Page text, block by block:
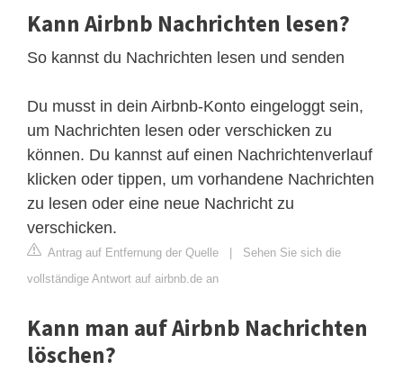
Kann Airbnb Nachrichten lesen?
So kannst du Nachrichten lesen und senden
Du musst in dein Airbnb-Konto eingeloggt sein,
um Nachrichten lesen oder verschicken zu
können. Du kannst auf einen Nachrichtenverlauf
klicken oder tippen, um vorhandene Nachrichten
zu lesen oder eine neue Nachricht zu
verschicken.
Antrag auf Entfernung der Quelle
Sehen Sie sich die
vollständige Antwort auf airbnb.de an
Kann man auf Airbnb Nachrichten
löschen?